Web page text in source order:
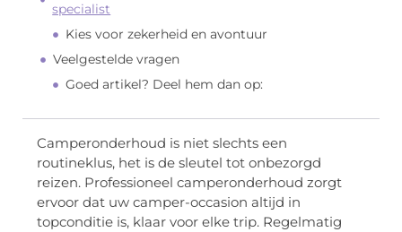
specialist
Kies voor zekerheid en avontuur
Veelgestelde vragen
Goed artikel? Deel hem dan op:
Camperonderhoud is niet slechts een
routineklus, het is de sleutel tot onbezorgd
reizen. Professioneel camperonderhoud zorgt
ervoor dat uw camper-occasion altijd in
topconditie is, klaar voor elke trip. Regelmatig